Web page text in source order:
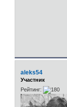
aleks54
Участник
Рейтинг: